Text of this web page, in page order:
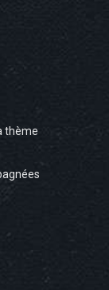
thème